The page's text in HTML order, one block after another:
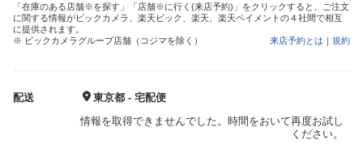
「在庫のある店舗※を探す」「店舗※に行く(来店予約)」をクリックすると、ご注文
に関する情報がビックカメラ、楽天ビック、楽天、楽天ペイメントの４社間で相互
に提供されます。
※ ビックカメラグループ店舗（コジマを除く）
来店予約とは ｜ 規約
配送
東京都 - 宅配便
情報を取得できませんでした。時間をおいて再度お試し
ください。